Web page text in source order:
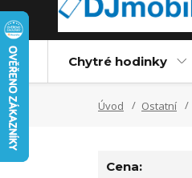
Chytré hodinky
Úvod Ostatní
Cena: